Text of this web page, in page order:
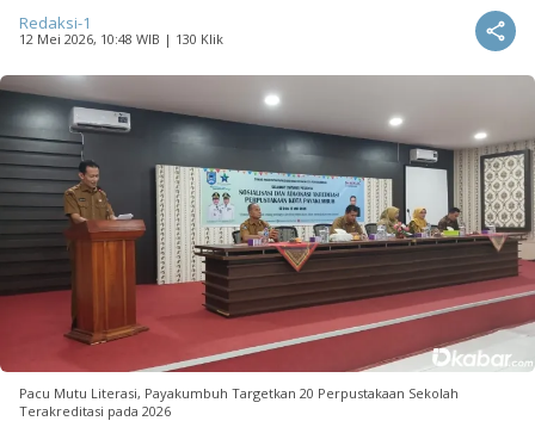
Redaksi-1
12 Mei 2026, 10:48 WIB | 130 Klik
Pacu Mutu Literasi, Payakumbuh Targetkan 20 Perpustakaan Sekolah
Terakreditasi pada 2026